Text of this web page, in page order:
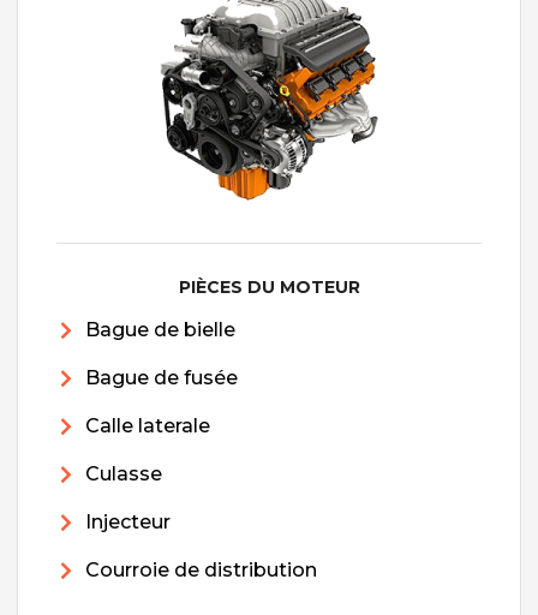
PIÈCES DU MOTEUR
Bague de bielle
Bague de fusée
Calle laterale
Culasse
Injecteur
Courroie de distribution